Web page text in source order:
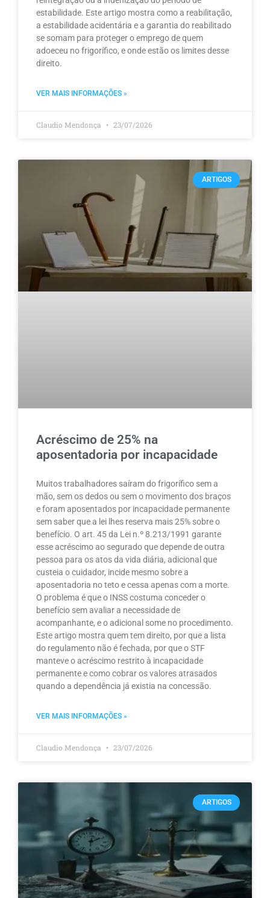
estabilidade. Este artigo mostra como a reabilitação,
a estabilidade acidentária e a garantia do reabilitado
se somam para proteger o emprego de quem
adoeceu no frigorífico, e onde estão os limites desse
direito.
VER MAIS INFORMAÇÕES »
Claudio Mendonça 23/07/2026
ARTIGOS
Acréscimo de 25% na
aposentadoria por incapacidade
Muitos trabalhadores saíram do frigorífico sem a
mão, sem os dedos ou sem o movimento dos braços
e foram aposentados por incapacidade permanente
sem saber que a lei lhes reserva mais 25% sobre o
benefício. O art. 45 da Lei n.º 8.213/1991 garante
esse acréscimo ao segurado que depende de outra
pessoa para os atos da vida diária, adicional que
custeia o cuidador, incide mesmo sobre a
aposentadoria no teto e cessa apenas com a morte.
O problema é que o INSS costuma conceder o
benefício sem avaliar a necessidade de
acompanhante, e o adicional some no procedimento.
Este artigo mostra quem tem direito, por que a lista
do regulamento não é fechada, por que o STF
manteve o acréscimo restrito à incapacidade
permanente e como cobrar os valores atrasados
quando a dependência já existia na concessão.
VER MAIS INFORMAÇÕES »
Claudio Mendonça 23/07/2026
ARTIGOS